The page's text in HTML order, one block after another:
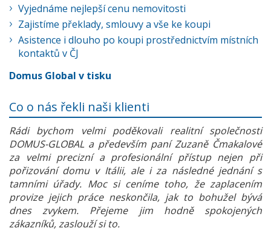
Vyjednáme nejlepší cenu nemovitosti
Zajistíme překlady, smlouvy a vše ke koupi
Asistence i dlouho po koupi prostřednictvím místních
kontaktů v ČJ
Domus Global v tisku
Co o nás řekli naši klienti
Rádi bychom velmi poděkovali realitní společnosti
DOMUS-GLOBAL a především paní Zuzaně Čmakalové
za velmi precizní a profesionální přístup nejen při
pořizování domu v Itálii, ale i za následné jednání s
tamními úřady. Moc si ceníme toho, že zaplacením
provize jejich práce neskončila, jak to bohužel bývá
dnes zvykem. Přejeme jim hodně spokojených
zákazníků, zaslouží si to.